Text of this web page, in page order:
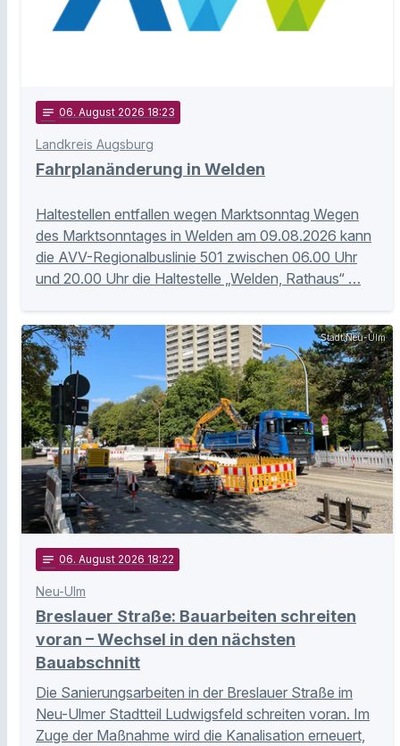
notes 06. August 2026 18:23
Landkreis Augsburg
Fahrplanänderung in Welden
Haltestellen entfallen wegen Marktsonntag Wegen
des Marktsonntages in Welden am 09.08.2026 kann
die AVV-Regionalbuslinie 501 zwischen 06.00 Uhr
und 20.00 Uhr die Haltestelle „Welden, Rathaus“ …
Stadt Neu-Ulm
notes 06. August 2026 18:22
Neu-Ulm
Breslauer Straße: Bauarbeiten schreiten
voran – Wechsel in den nächsten
Bauabschnitt
Die Sanierungsarbeiten in der Breslauer Straße im
Neu-Ulmer Stadtteil Ludwigsfeld schreiten voran. Im
Zuge der Maßnahme wird die Kanalisation erneuert,